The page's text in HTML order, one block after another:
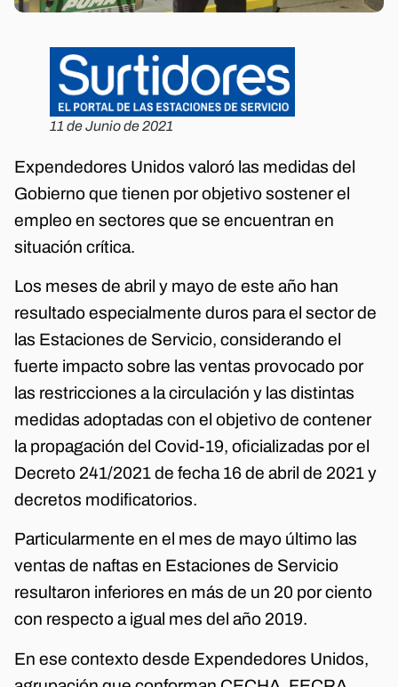
11 de Junio de 2021
Expendedores Unidos valoró las medidas del
Gobierno que tienen por objetivo sostener el
empleo en sectores que se encuentran en
situación crítica.
Los meses de abril y mayo de este año han
resultado especialmente duros para el sector de
las Estaciones de Servicio, considerando el
fuerte impacto sobre las ventas provocado por
las restricciones a la circulación y las distintas
medidas adoptadas con el objetivo de contener
la propagación del Covid-19, oficializadas por el
Decreto 241/2021 de fecha 16 de abril de 2021 y
decretos modificatorios.
Particularmente en el mes de mayo último las
ventas de naftas en Estaciones de Servicio
resultaron inferiores en más de un 20 por ciento
con respecto a igual mes del año 2019.
En ese contexto desde Expendedores Unidos,